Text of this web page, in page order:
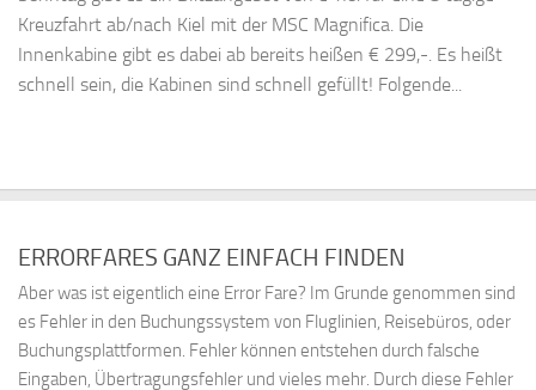
Kreuzfahrt ab/nach Kiel mit der MSC Magnifica. Die
Innenkabine gibt es dabei ab bereits heißen € 299,-. Es heißt
schnell sein, die Kabinen sind schnell gefüllt! Folgende...
ERRORFARES GANZ EINFACH FINDEN
Aber was ist eigentlich eine Error Fare? Im Grunde genommen sind
es Fehler in den Buchungssystem von Fluglinien, Reisebüros, oder
Buchungsplattformen. Fehler können entstehen durch falsche
Eingaben, Übertragungsfehler und vieles mehr. Durch diese Fehler